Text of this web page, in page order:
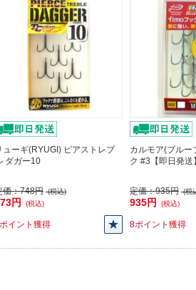
ューギ(RYUGI) ピアストレブ
ダガー10
価：748円 (税込)
円 (税込)
イント獲得
カルモア(ブルー
ク #3【即日発送】
定価：935円 (税
935円 (税込)
8ポイント獲得